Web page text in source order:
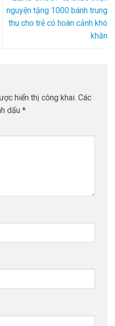
nguyện tặng 1000 bánh trung
thu cho trẻ có hoàn cảnh khó
khăn
hiển thị công khai. Các
dấu *